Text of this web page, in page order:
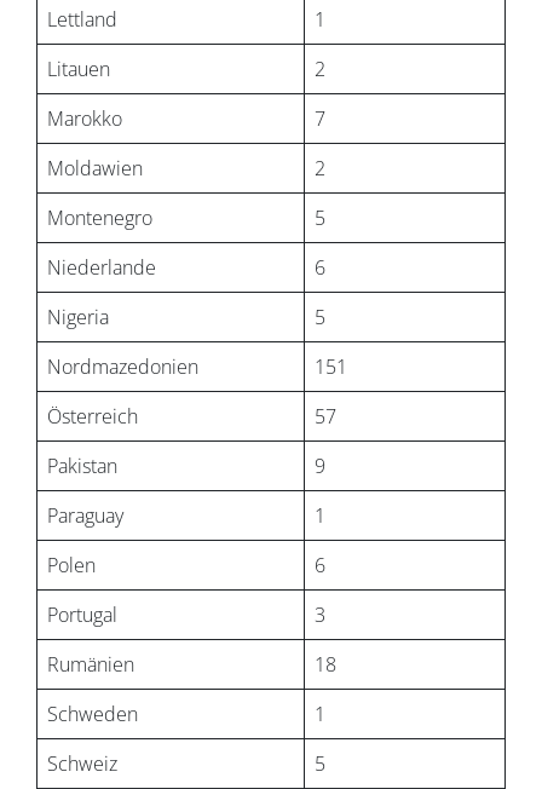
Lettland
1
Litauen
2
Marokko
7
Moldawien
2
Montenegro
5
Niederlande
6
Nigeria
5
Nordmazedonien
151
Österreich
57
Pakistan
9
Paraguay
1
Polen
6
Portugal
3
Rumänien
18
Schweden
1
Schweiz
5